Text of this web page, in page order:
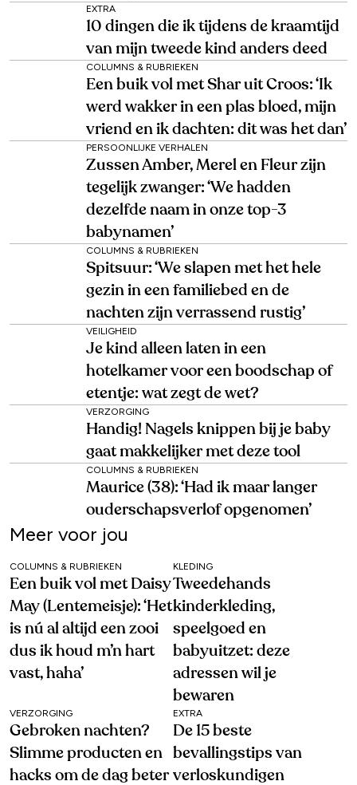
EXTRA
10 dingen die ik tijdens de kraamtijd
van mijn tweede kind anders deed
COLUMNS & RUBRIEKEN
Een buik vol met Shar uit Croos: ‘Ik
werd wakker in een plas bloed, mijn
vriend en ik dachten: dit was het dan’
PERSOONLIJKE VERHALEN
Zussen Amber, Merel en Fleur zijn
tegelijk zwanger: ‘We hadden
dezelfde naam in onze top-3
babynamen’
COLUMNS & RUBRIEKEN
Spitsuur: ‘We slapen met het hele
gezin in een familiebed en de
nachten zijn verrassend rustig’
VEILIGHEID
Je kind alleen laten in een
hotelkamer voor een boodschap of
etentje: wat zegt de wet?
VERZORGING
Handig! Nagels knippen bij je baby
gaat makkelijker met deze tool
COLUMNS & RUBRIEKEN
Maurice (38): ‘Had ik maar langer
ouderschapsverlof opgenomen’
Meer voor jou
COLUMNS & RUBRIEKEN
Een buik vol met Daisy
May (Lentemeisje): ‘Het
is nú al altijd een zooi
dus ik houd m’n hart
vast, haha’
KLEDING
Tweedehands
kinderkleding,
speelgoed en
babyuitzet: deze
adressen wil je
bewaren
VERZORGING
Gebroken nachten?
Slimme producten en
hacks om de dag beter
EXTRA
De 15 beste
bevallingstips van
verloskundigen